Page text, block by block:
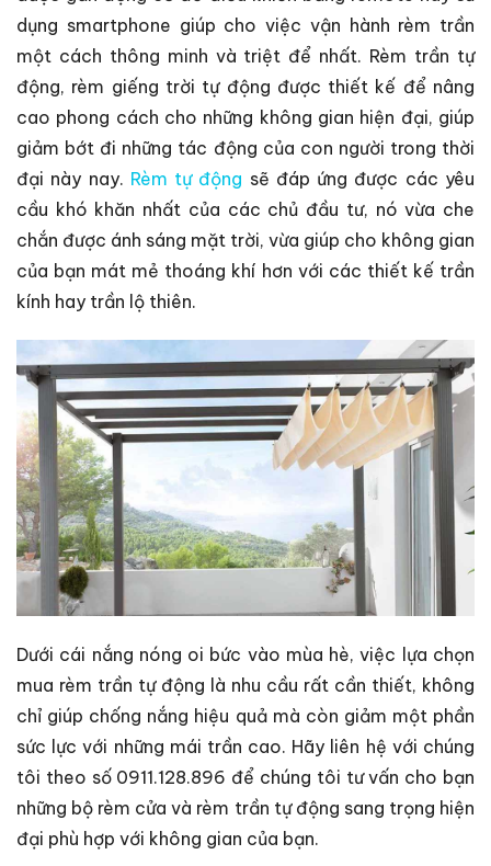
dụng smartphone giúp cho việc vận hành rèm trần
một cách thông minh và triệt để nhất. Rèm trần tự
động, rèm giếng trời tự động được thiết kế để nâng
cao phong cách cho những không gian hiện đại, giúp
giảm bớt đi những tác động của con người trong thời
đại này nay. Rèm tự động sẽ đáp ứng được các yêu
cầu khó khăn nhất của các chủ đầu tư, nó vừa che
chắn được ánh sáng mặt trời, vừa giúp cho không gian
của bạn mát mẻ thoáng khí hơn với các thiết kế trần
kính hay trần lộ thiên.
Dưới cái nắng nóng oi bức vào mùa hè, việc lựa chọn
mua rèm trần tự động là nhu cầu rất cần thiết, không
chỉ giúp chống nắng hiệu quả mà còn giảm một phần
sức lực với những mái trần cao. Hãy liên hệ với chúng
tôi theo số 0911.128.896 để chúng tôi tư vấn cho bạn
những bộ rèm cửa và rèm trần tự động sang trọng hiện
đại phù hợp với không gian của bạn.